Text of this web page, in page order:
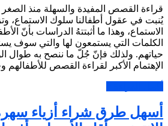
قراءة القصص المفيدة والسهلة منذ
يُنبت في عقول أطفالنا سلوك الاستماع،
الاستماع، وهذا ما أثبتتهُ الدراسات بأنّ
الكلمات التي يستمعون لها والتي سوف
حياتهم. ولذلك فإنّ جُلّ ما ننصح به طوال
الإهتمام الأكبر لقراءة القصص
أسهل طرق شراء أزياء